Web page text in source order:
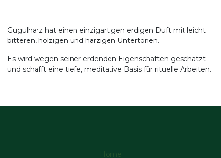
Gugulharz hat einen einzigartigen erdigen Duft mit leicht
bitteren, holzigen und harzigen Untertönen.
Es wird wegen seiner erdenden Eigenschaften geschätzt
und schafft eine tiefe, meditative Basis für rituelle Arbeiten.
Home